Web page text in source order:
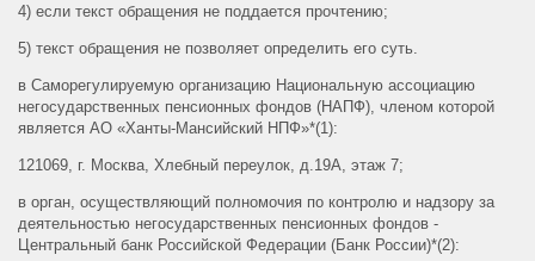
4) если текст обращения не поддается прочтению;
5) текст обращения не позволяет определить его суть.
в Саморегулируемую организацию Национальную ассоциацию
негосударственных пенсионных фондов (НАПФ), членом которой
является АО «Ханты-Мансийский НПФ»*(1):
121069, г. Москва, Хлебный переулок, д.19А, этаж 7;
в орган, осуществляющий полномочия по контролю и надзору за
деятельностью негосударственных пенсионных фондов -
Центральный банк Российской Федерации (Банк России)*(2):